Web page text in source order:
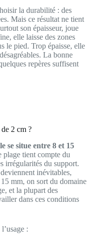
la durabilité : des
Mais ce résultat ne tient
son épaisseur, joue
elle laisse des zones
le pied. Trop épaisse, elle
La bonne
repères suffisent
2 cm ?
se situe entre 8 et 15
plage tient compte du
irrégularités du support.
inévitables,
mm, on sort du domaine
et la plupart des
dans ces conditions
: